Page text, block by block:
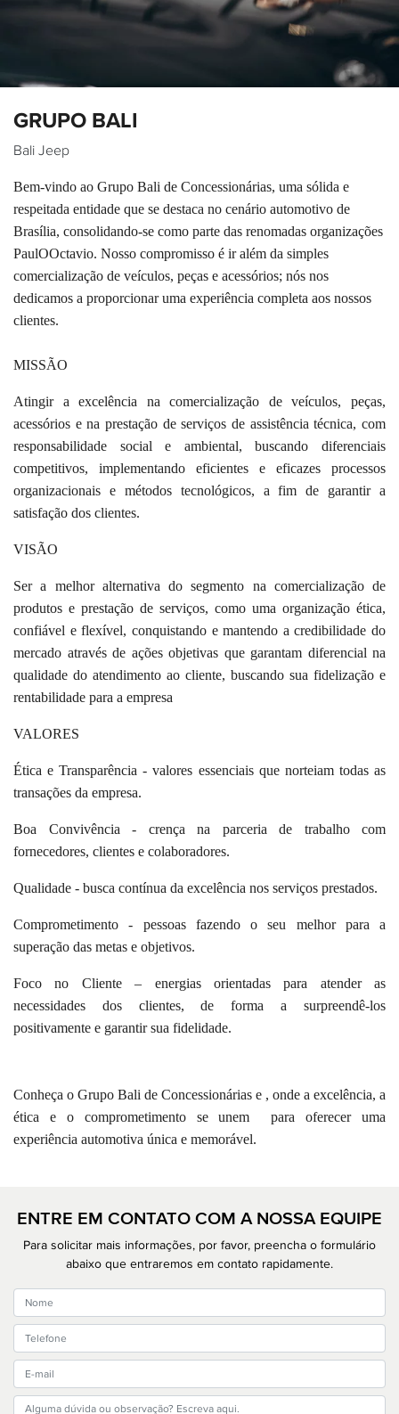
GRUPO BALI
Bali Jeep
Bem-vindo ao Grupo Bali de Concessionárias, uma sólida e
respeitada entidade que se destaca no cenário automotivo de
Brasília, consolidando-se como parte das renomadas organizações
PaulOOctavio. Nosso compromisso é ir além da simples
comercialização de veículos, peças e acessórios; nós nos
dedicamos a proporcionar uma experiência completa aos nossos
clientes.
MISSÃO
Atingir a excelência na comercialização de veículos, peças,
acessórios e na prestação de serviços de assistência técnica, com
responsabilidade social e ambiental, buscando diferenciais
competitivos, implementando eficientes e eficazes processos
organizacionais e métodos tecnológicos, a fim de garantir a
satisfação dos clientes.
VISÃO
Ser a melhor alternativa do segmento na comercialização de
produtos e prestação de serviços, como uma organização ética,
confiável e flexível, conquistando e mantendo a credibilidade do
mercado através de ações objetivas que garantam diferencial na
qualidade do atendimento ao cliente, buscando sua fidelização e
rentabilidade para a empresa
VALORES
Ética e Transparência - valores essenciais que norteiam todas as
transações da empresa.
Boa Convivência - crença na parceria de trabalho com
fornecedores, clientes e colaboradores.
Qualidade - busca contínua da excelência nos serviços prestados.
Comprometimento- pessoas fazendo o seu melhor para a
superação das metas e objetivos.
Foco no Cliente– energias orientadas para atender as
necessidades dos clientes, de forma a surpreendê-los
positivamente e garantir sua fidelidade.
Conheça o Grupo Bali de Concessionárias e , onde a excelência, a
ética e o comprometimento se unem para oferecer uma
experiência automotiva única e memorável.
ENTRE EM CONTATO COM A NOSSA EQUIPE
Para solicitar mais informações, por favor, preencha o formulário
abaixo que entraremos em contato rapidamente.